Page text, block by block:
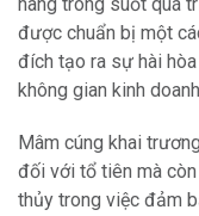
được chuẩn bị một
đích tạo ra sự hài
không gian kinh
Mâm cúng khai
đối với tổ tiên mà
thủy trong việc đảm